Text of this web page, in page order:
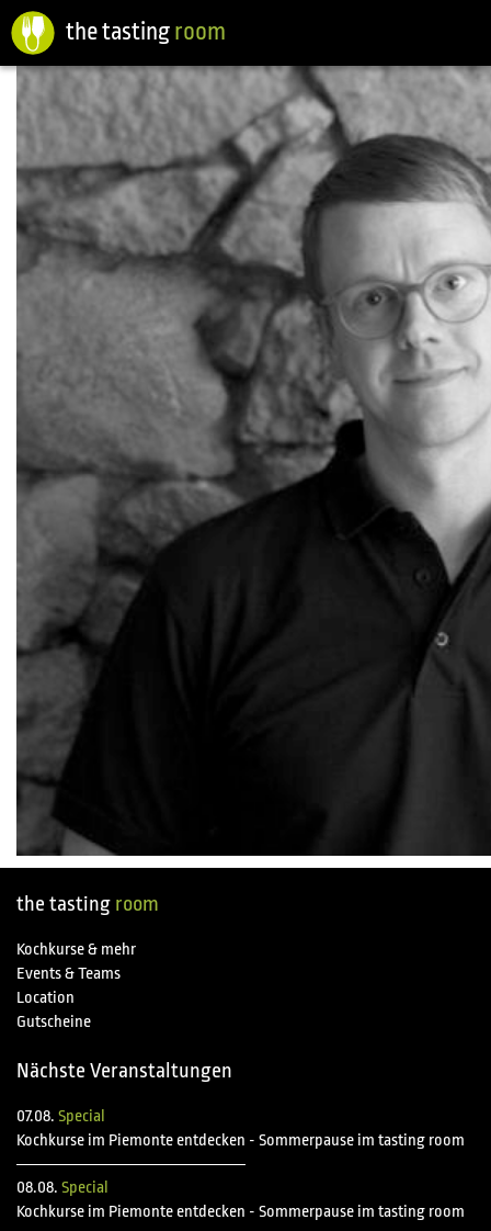
the tasting room
the tasting room
Kochkurse & mehr
Events & Teams
Location
Gutscheine
Nächste Veranstaltungen
07.08. Special
Kochkurse im Piemonte entdecken - Sommerpause im tasting room
08.08. Special
Kochkurse im Piemonte entdecken - Sommerpause im tasting room